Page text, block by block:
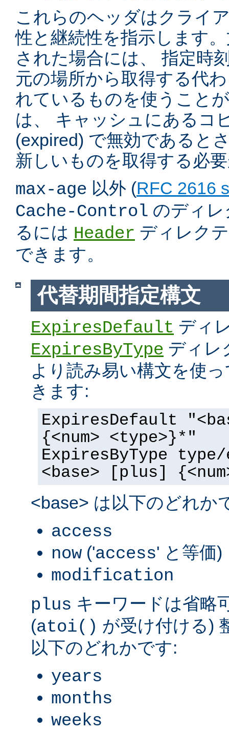
これらのヘッダはクライ
性と継続性を指示します
された場合には、 指定時
元の場所から取得する代
れているものを使うこと
は、 キャッシュにあるコ
(expired) で無効であると
新しいものを取得する必
max-age 以外 (RFC 2616
Cache-Control のディ
るには Header ディレク
できます。
代替期間指定構文
ExpiresDefault ディ
ExpiresByType ディレ
より読み易い構文を使
きます:
ExpiresDefault
{<num> <type>}*"
ExpiresByType
<base> [plus]
<base> は以下のどれか
access
now ('access' と等価)
modification
plus キーワードは省略
(atoi() が受け付ける)
以下のどれかです:
years
months
weeks